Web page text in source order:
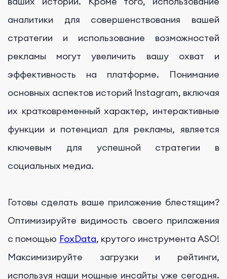
аналитики для совершенствования вашей
стратегии и использование возможностей
рекламы могут увеличить вашу охват и
эффективность на платформе. Понимание
основных аспектов историй Instagram, включая
их кратковременный характер, интерактивные
функции и потенциал для рекламы, является
ключевым для успешной стратегии в
социальных медиа.
Готовы сделать ваше приложение блестящим?
Оптимизируйте видимость своего приложения
с помощью FoxData, крутого инструмента ASO!
Максимизируйте загрузки и рейтинги,
используя наши мощные инсайты уже сегодня.